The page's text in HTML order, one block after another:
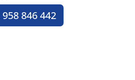
958 846 442